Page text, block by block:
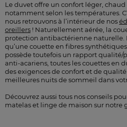
Le duvet offre un confort léger,
notamment selon les températures.
nous retrouvons à l’intérieur de nos
oreillers ! Naturellement aérée, la
protection antibactérienne naturelle.
qu’une couette en fibres
possède toutefois un rapport qualité/
anti-acariens, toutes les couettes en
des exigences de confort et de
meilleures nuits de sommeil dans
Découvrez aussi tous nos conseils
matelas et linge de maison sur notre